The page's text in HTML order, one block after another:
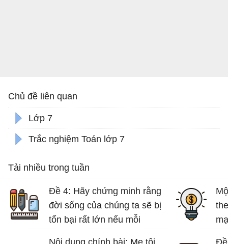
Chủ đề liên quan
Lớp 7
Trắc nghiệm Toán lớp 7
Tải nhiều trong tuần
Đề 4: Hãy chứng minh rằng
đời sống của chúng ta sẽ bị
tổn bại rất lớn nếu mỗi